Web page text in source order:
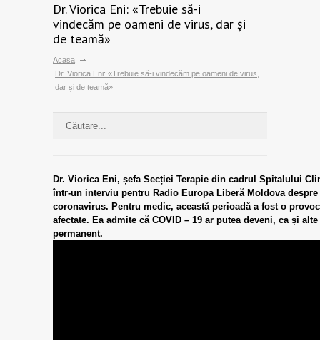
Dr. Viorica Eni: «Trebuie să-i
vindecăm pe oameni de virus, dar și
de teamă»
Acasa
Dr. Viorica Eni: «Trebuie să-i vindecăm pe oameni de virus,
dar și de teamă»
Dr. Viorica Eni, șefa Secției Terapie din cadrul Spitalului
într-un interviu pentru Radio Europa Liberă Moldova
coronavirus. Pentru medic, această perioadă a fost o
afectate. Ea admite că COVID – 19 ar putea deveni, ca și
permanent.